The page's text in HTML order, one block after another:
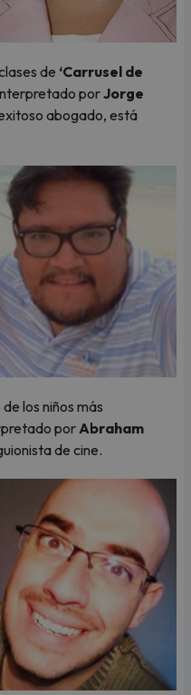
de ‘Carrusel de
porJorge
abogado, está
de los niños más
porAbraham
de cine.